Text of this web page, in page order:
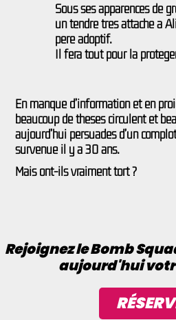
Sous ses apparences de
un tendre très attaché à
père adoptif.
Il fera tout pour la
En manque d’information et en
beaucoup de thèses circulent et
aujourd’hui persuadés d’un
survenue il y a 30 ans.
Mais ont-ils vraiment tort ?
Rejoignez le Bomb
aujourd'hui